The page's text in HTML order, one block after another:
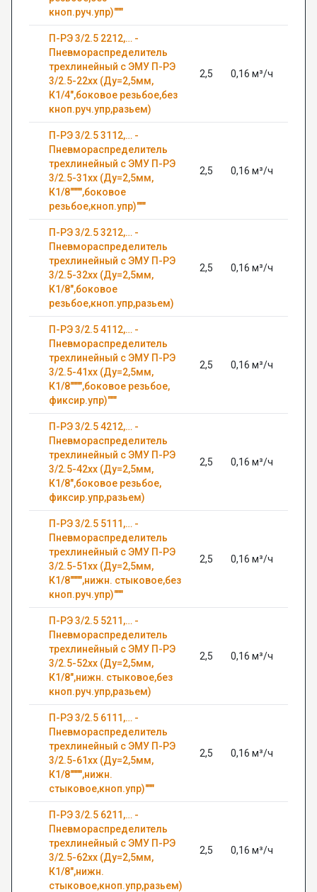
кноп.руч.упр)"""
П-РЭ 3/2.5 2212,… -
Пневмораспределитель
трехлинейный с ЭМУ П-РЭ
3/2.5-22хх (Ду=2,5мм,
К1/4",боковое резьбое,без
кноп.руч.упр,разьем)
2,5 0,16 м³/ч
П-РЭ 3/2.5 3112,… -
Пневмораспределитель
трехлинейный с ЭМУ П-РЭ
3/2.5-31хх (Ду=2,5мм,
К1/8"""",боковое
резьбое,кноп.упр)"""
2,5 0,16 м³/ч
П-РЭ 3/2.5 3212,… -
Пневмораспределитель
трехлинейный с ЭМУ П-РЭ
3/2.5-32хх (Ду=2,5мм,
К1/8",боковое
резьбое,кноп.упр,разьем)
2,5 0,16 м³/ч
П-РЭ 3/2.5 4112,… -
Пневмораспределитель
трехлинейный с ЭМУ П-РЭ
3/2.5-41хх (Ду=2,5мм,
К1/8"""",боковое резьбое,
фиксир.упр)"""
2,5 0,16 м³/ч
П-РЭ 3/2.5 4212,… -
Пневмораспределитель
трехлинейный с ЭМУ П-РЭ
3/2.5-42хх (Ду=2,5мм,
К1/8",боковое резьбое,
фиксир.упр,разьем)
2,5 0,16 м³/ч
П-РЭ 3/2.5 5111,… -
Пневмораспределитель
трехлинейный с ЭМУ П-РЭ
3/2.5-51хх (Ду=2,5мм,
К1/8"""",нижн. стыковое,без
кноп.руч.упр)"""
2,5 0,16 м³/ч
П-РЭ 3/2.5 5211,… -
Пневмораспределитель
трехлинейный с ЭМУ П-РЭ
3/2.5-52хх (Ду=2,5мм,
К1/8",нижн. стыковое,без
кноп.руч.упр,разьем)
2,5 0,16 м³/ч
П-РЭ 3/2.5 6111,… -
Пневмораспределитель
трехлинейный с ЭМУ П-РЭ
3/2.5-61хх (Ду=2,5мм,
К1/8"""",нижн.
стыковое,кноп.упр)"""
2,5 0,16 м³/ч
П-РЭ 3/2.5 6211,… -
Пневмораспределитель
трехлинейный с ЭМУ П-РЭ
3/2.5-62хх (Ду=2,5мм,
К1/8",нижн.
стыковое,кноп.упр,разьем)
2,5 0,16 м³/ч